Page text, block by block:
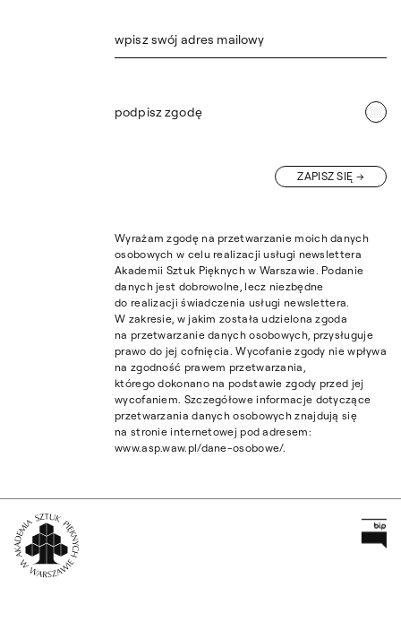
wpisz swój adres mailowy
podpisz zgodę
ZAPISZ SIĘ
Wyrażam zgodę na przetwarzanie moich danych
osobowych w celu realizacji usługi newslettera
Akademii Sztuk Pięknych w Warszawie. Podanie
danych jest dobrowolne, lecz niezbędne
do realizacji świadczenia usługi newslettera.
W zakresie, w jakim została udzielona zgoda
na przetwarzanie danych osobowych, przysługuje
prawo do jej cofnięcia. Wycofanie zgody nie wpływa
na zgodność prawem przetwarzania,
którego dokonano na podstawie zgody przed jej
wycofaniem. Szczegółowe informacje dotyczące
przetwarzania danych osobowych znajdują się
na stronie internetowej pod adresem:
www.asp.waw.pl/dane-osobowe/.